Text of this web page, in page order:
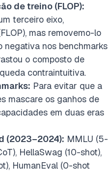
de treino (FLOP):
terceiro eixo,
mas removemo-lo
negativa nos benchmarks
o composto de
contraintuitiva.
Para evitar que a
mascare os ganhos de
em duas eras
(2023–2024): MMLU (5-
HellaSwag (10-shot),
HumanEval (0-shot